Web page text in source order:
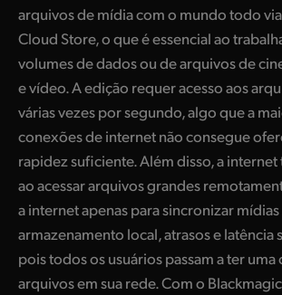
arquivos de mídia com o mundo todo
Cloud Store, o que é essencial ao
volumes de dados ou de arquivos de
e vídeo. A edição requer acesso aos
várias vezes por segundo, algo que a
conexões de internet não consegue
rapidez suficiente. Além disso, a internet
ao acessar arquivos grandes
a internet apenas para sincronizar
armazenamento local, atrasos e latência
pois todos os usuários passam a ter
arquivos em sua rede. Com o